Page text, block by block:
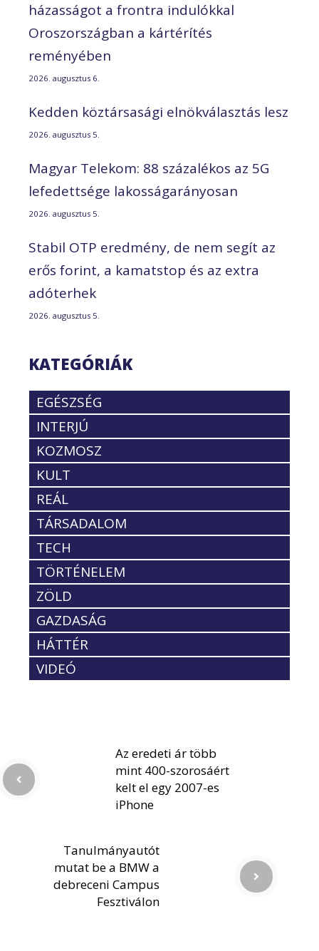
házasságot a frontra indulókkal
Oroszországban a kártérítés
reményében
2026. augusztus 6.
Kedden köztársasági elnökválasztás lesz
2026. augusztus 5.
Magyar Telekom: 88 százalékos az 5G
lefedettsége lakosságarányosan
2026. augusztus 5.
Stabil OTP eredmény, de nem segít az
erős forint, a kamatstop és az extra
adóterhek
2026. augusztus 5.
KATEGÓRIÁK
EGÉSZSÉG
INTERJÚ
KOZMOSZ
KULT
REÁL
TÁRSADALOM
TECH
TÖRTÉNELEM
ZÖLD
GAZDASÁG
HÁTTÉR
VIDEÓ
Az eredeti ár több
mint 400-szorosáért
kelt el egy 2007-es
iPhone
Tanulmányautót
mutat be a BMW a
debreceni Campus
Fesztiválon